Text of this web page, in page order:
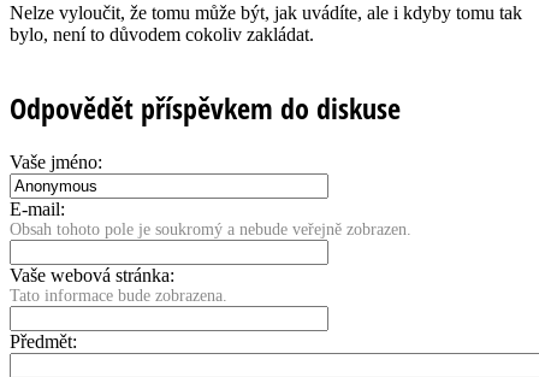
Nelze vyloučit, že tomu může být, jak uvádíte, ale i kdyby tomu tak
bylo, není to důvodem cokoliv zakládat.
Odpovědět příspěvkem do diskuse
Vaše jméno:
E-mail:
Obsah tohoto pole je soukromý a nebude veřejně zobrazen.
Vaše webová stránka:
Tato informace bude zobrazena.
Předmět: